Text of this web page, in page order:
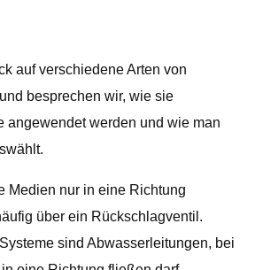
auf verschiedene Arten von
besprechen wir, wie sie
angewendet werden und wie man
Medien nur in eine Richtung
über ein Rückschlagventil.
sind Abwasserleitungen, bei